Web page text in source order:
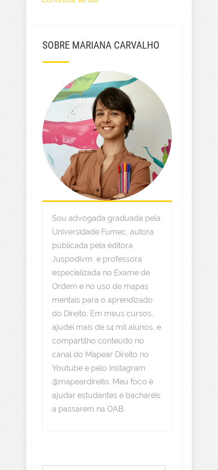
SOBRE MARIANA CARVALHO
Sou advogada graduada pela
Universidade Fumec, autora
publicada pela editora
Juspodivm, e professora
especializada no Exame de
Ordem e no uso de mapas
mentais para o aprendizado
do Direito. Em meus cursos,
ajudei mais de 14 mil alunos, e
compartilho conteúdo no
canal do Mapear Direito no
Youtube e pelo Instagram
@mapeardireito. Meu foco é
ajudar estudantes e bacharéis
a passarem na OAB.